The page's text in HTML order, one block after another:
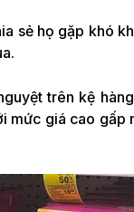
sẻ họ gặp khó
trên kệ
mức giá cao gấp